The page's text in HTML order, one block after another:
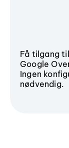
Få tilgang
Google
Ingen
nødvendig.